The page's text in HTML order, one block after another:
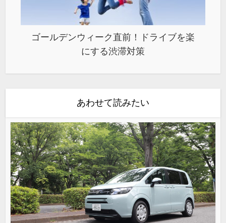
ゴールデンウィーク直前！ドライブを楽
にする渋滞対策
あわせて読みたい